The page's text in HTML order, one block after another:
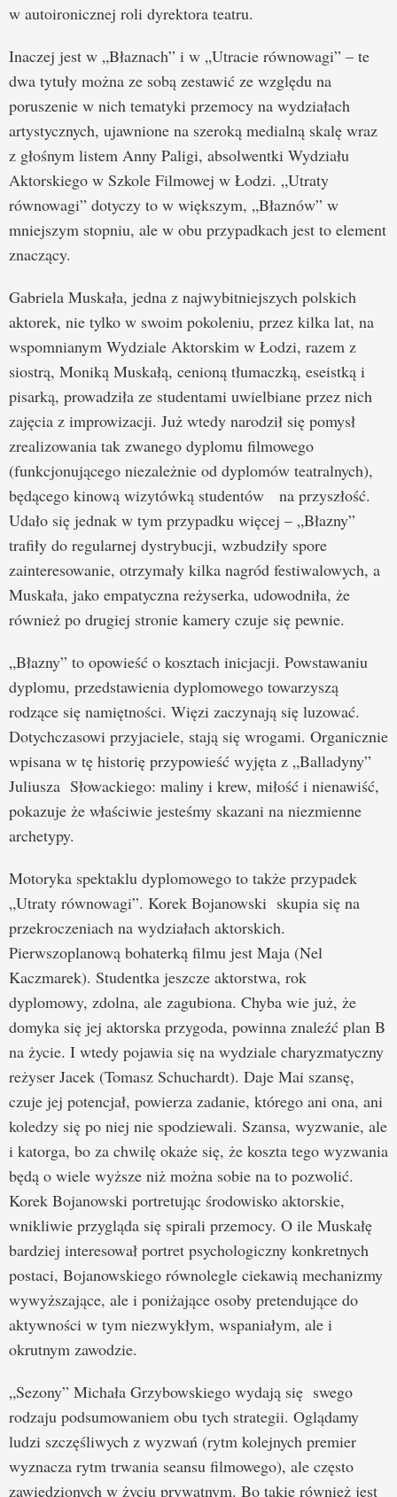
w autoironicznej roli dyrektora teatru.
Inaczej jest w „Błaznach” i w „Utracie równowagi” – te
dwa tytuły można ze sobą zestawić ze względu na
poruszenie w nich tematyki przemocy na wydziałach
artystycznych, ujawnione na szeroką medialną skalę wraz
z głośnym listem Anny Paligi, absolwentki Wydziału
Aktorskiego w Szkole Filmowej w Łodzi. „Utraty
równowagi” dotyczy to w większym, „Błaznów” w
mniejszym stopniu, ale w obu przypadkach jest to element
znaczący.
Gabriela Muskała, jedna z najwybitniejszych polskich
aktorek, nie tylko w swoim pokoleniu, przez kilka lat, na
wspomnianym Wydziale Aktorskim w Łodzi, razem z
siostrą, Moniką Muskałą, cenioną tłumaczką, eseistką i
pisarką, prowadziła ze studentami uwielbiane przez nich
zajęcia z improwizacji. Już wtedy narodził się pomysł
zrealizowania tak zwanego dyplomu filmowego
(funkcjonującego niezależnie od dyplomów teatralnych),
będącego kinową wizytówką studentów na przyszłość.
Udało się jednak w tym przypadku więcej – „Błazny”
trafiły do regularnej dystrybucji, wzbudziły spore
zainteresowanie, otrzymały kilka nagród festiwalowych, a
Muskała, jako empatyczna reżyserka, udowodniła, że
również po drugiej stronie kamery czuje się pewnie.
„Błazny” to opowieść o kosztach inicjacji. Powstawaniu
dyplomu, przedstawienia dyplomowego towarzyszą
rodzące się namiętności. Więzi zaczynają się luzować.
Dotychczasowi przyjaciele, stają się wrogami. Organicznie
wpisana w tę historię przypowieść wyjęta z „Balladyny”
Juliusza Słowackiego: maliny i krew, miłość i nienawiść,
pokazuje że właściwie jesteśmy skazani na niezmienne
archetypy.
Motoryka spektaklu dyplomowego to także przypadek
„Utraty równowagi”. Korek Bojanowski skupia się na
przekroczeniach na wydziałach aktorskich.
Pierwszoplanową bohaterką filmu jest Maja (Nel
Kaczmarek). Studentka jeszcze aktorstwa, rok
dyplomowy, zdolna, ale zagubiona. Chyba wie już, że
domyka się jej aktorska przygoda, powinna znaleźć plan B
na życie. I wtedy pojawia się na wydziale charyzmatyczny
reżyser Jacek (Tomasz Schuchardt). Daje Mai szansę,
czuje jej potencjał, powierza zadanie, którego ani ona, ani
koledzy się po niej nie spodziewali. Szansa, wyzwanie, ale
i katorga, bo za chwilę okaże się, że koszta tego wyzwania
będą o wiele wyższe niż można sobie na to pozwolić.
Korek Bojanowski portretując środowisko aktorskie,
wnikliwie przygląda się spirali przemocy. O ile Muskałę
bardziej interesował portret psychologiczny konkretnych
postaci, Bojanowskiego równolegle ciekawią mechanizmy
wywyższające, ale i poniżające osoby pretendujące do
aktywności w tym niezwykłym, wspaniałym, ale i
okrutnym zawodzie.
„Sezony” Michała Grzybowskiego wydają się swego
rodzaju podsumowaniem obu tych strategii. Oglądamy
ludzi szczęśliwych z wyzwań (rytm kolejnych premier
wyznacza rytm trwania seansu filmowego), ale często
zawiedzionych w życiu prywatnym. Bo takie również jest